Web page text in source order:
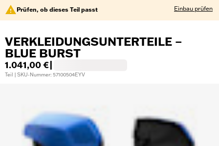
Prüfen, ob dieses Teil passt Einbau prüfen
VERKLEIDUNGSUNTERTEILE –
BLUE BURST
1.041,00 €
Teil | SKU-Nummer: 57100504EYV